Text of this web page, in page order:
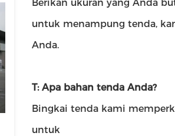
Berikan ukuran yang Anda
untuk menampung tenda,
Anda.
T: Apa bahan tenda Anda?
Bingkai tenda kami
untuk